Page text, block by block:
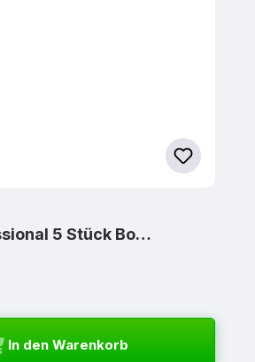
5 Stück Bo…
In den Warenkorb